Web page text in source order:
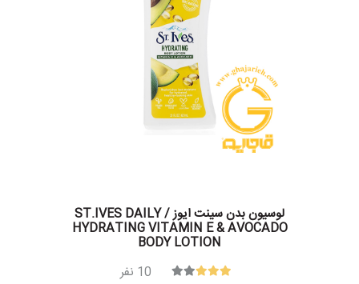
لوسیون بدن سینت ایوز / ST.IVES DAILY
HYDRATING VITAMIN E & AVOCADO
BODY LOTION
10 نفر